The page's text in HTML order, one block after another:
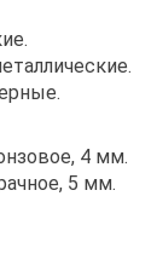
4 мм.
5 мм.